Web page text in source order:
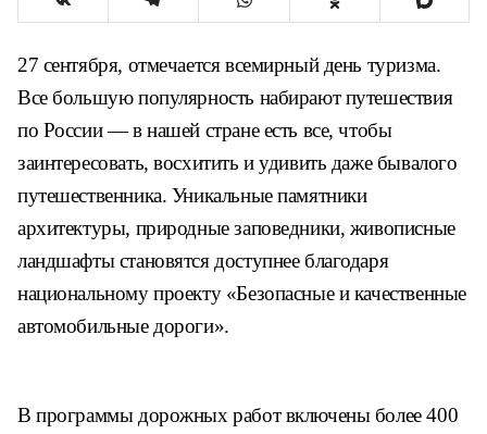
27 сентября, отмечается всемирный день туризма.
Все большую популярность набирают путешествия
по России ― в нашей стране есть все, чтобы
заинтересовать, восхитить и удивить даже бывалого
путешественника. Уникальные памятники
архитектуры, природные заповедники, живописные
ландшафты становятся доступнее благодаря
национальному проекту «Безопасные и качественные
автомобильные дороги».
В программы дорожных работ включены более 400